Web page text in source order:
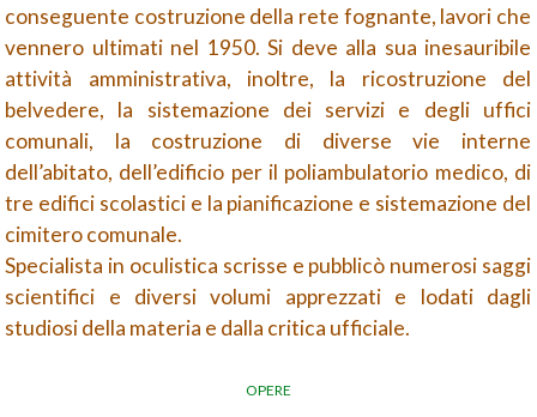
conseguente costruzione della rete fognante, lavori che
vennero ultimati nel 1950. Si deve alla sua inesauribile
attività amministrativa, inoltre, la ricostruzione del
belvedere, la sistemazione dei servizi e degli uffici
comunali, la costruzione di diverse vie interne
dell’abitato, dell’edificio per il poliambulatorio medico, di
tre edifici scolastici e la pianificazione e sistemazione del
cimitero comunale.
Specialista in oculistica scrisse e pubblicò numerosi saggi
scientifici e diversi volumi apprezzati e lodati dagli
studiosi della materia e dalla critica ufficiale.
OPERE